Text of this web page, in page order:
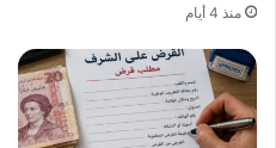
منذ 4 أيام